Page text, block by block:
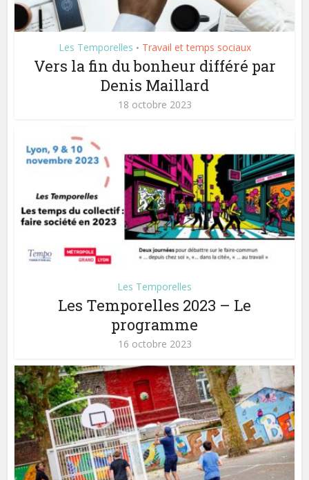
Les Temporelles • Travail et temps sociaux
Vers la fin du bonheur différé par
Denis Maillard
18 octobre 2023
Les Temporelles
Les Temporelles 2023 – Le
programme
16 octobre 2023